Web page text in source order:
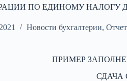
ПО ЕДИНОМУ НАЛОГУ
Новости бухгалтерии,
ПРИМЕР
СДАЧА